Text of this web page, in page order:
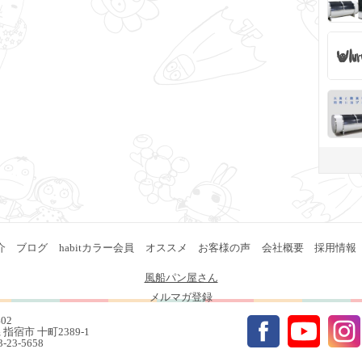
ブログ habitカラー会員 オススメ お客様の声 会社概要 採用情報
メルマガ登録
風船パン屋さん
宿市 十町2389-1
23-5658